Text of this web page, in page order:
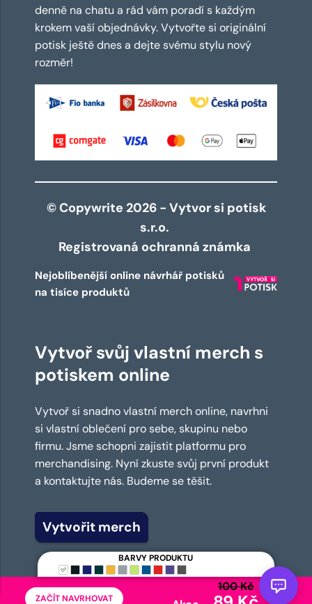
ZAČÍT NAVRHOVAT
BARVY PRODUKTU
100 Kč
denně na chatu a rád vám poradí s každým
krokem vaší objednávky. Vytvořte si originální
potisk ještě dnes a dejte svému stylu nový
rozměr!
© Copywrite 2026 - Vytvor si potisk
s.r.o.
Registrovaná ochranná známka
Nejoblíbenější online návrhář potisků
na tisíce produktů
Vytvoř svůj vlastní merch s
potiskem online
Vytvoř si snadno vlastní merch online, navrhni
si vlastní oblečení pro sebe, skupinu nebo
firmu. Jsme schopni zajistit platformu pro
merchandising. Nyní zkuste svůj první produkt
a kontaktujte nás. Budeme se těšit.
Vytvořit merch